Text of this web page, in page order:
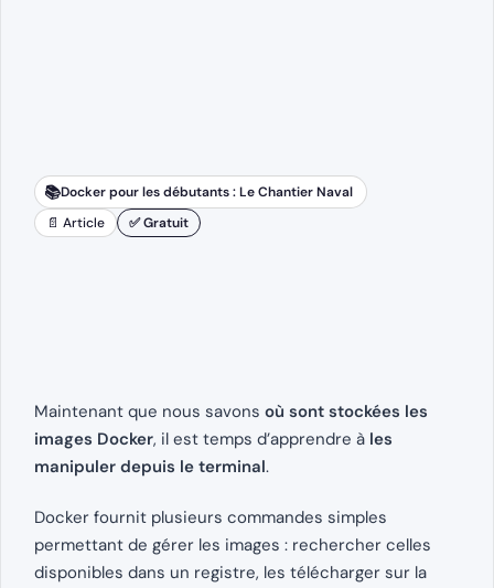
📚Docker pour les débutants : Le Chantier Naval
📄 Article
✅ Gratuit
Maintenant que nous savons où sont stockées les
images Docker, il est temps d’apprendre à les
manipuler depuis le terminal.
Docker fournit plusieurs commandes simples
permettant de gérer les images : rechercher celles
disponibles dans un registre, les télécharger sur la